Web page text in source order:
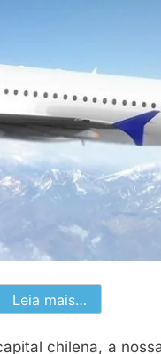
Leia mais…
chilena, a